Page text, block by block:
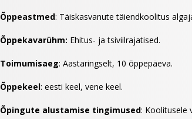
Õppeastmed: Täiskasvanute täiendkoolitus
Õppekavarühm: Ehitus- ja tsiviilrajatised.
Toimumisaeg: Aastaringselt, 10 õppepäeva.
Õppekeel: eesti keel, vene keel.
Õpingute alustamise tingimused: Koolitusele